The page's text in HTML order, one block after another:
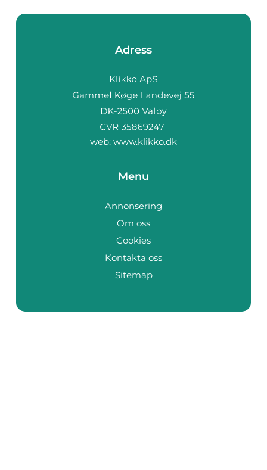
Adress
web: www.klikko.dk
Menu
Annonsering
Om oss
Cookies
Kontakta oss
Sitemap